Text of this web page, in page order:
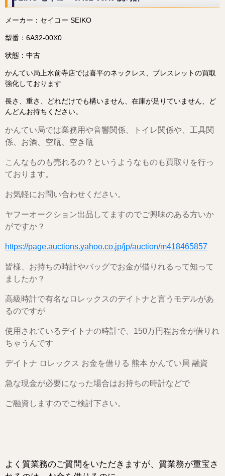
メーカー：セイコー SEIKO
型番：6A32-00X0
状態：中古
かんてい局上水前寺店では喜平のネックレス、ブレスレットの買取
強化しております
長さ、重さ、どれだけでも構いません、在庫が足りていません、ど
んどんお持ちください。
かんてい局では業務用や音響関係、トイレ関係や、工具関
係、お酒、空瓶、空き瓶
こんなものも売れるの？というようなものも買取りを行っ
ております。
お気軽にお問い合わせください。
ヤフーオークション出品してますのでご興味のある方いか
がですか？
https://page.auctions.yahoo.co.jp/jp/auction/m418465857
皆様、お持ちの時計やバッグでお金が借りれるって知って
ましたか？
高級時計で有名なロレックスのデイトナと言うモデルがあ
るのですが
使用されているデイトナの時計で、150万円程お金が借りれ
ちゃうんです
デイトナ ロレックス お金を借りる 熊本 かんてい局 融資
急な現金が必要になった場合はお持ちの時計などで
ご融資しますのでご検討下さい。
よく質業務のご質問をいただきますが、質業務が重宝さ